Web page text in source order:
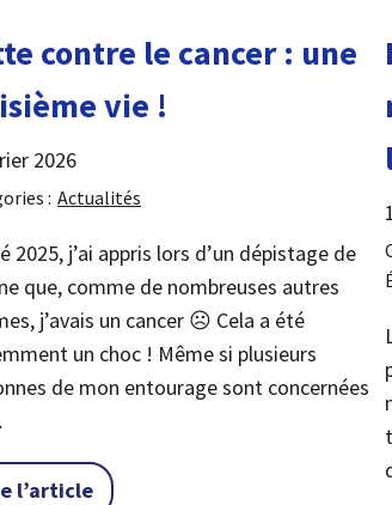
compliqué »
contre le cancer : une
vie !
2026
: Actualités
2025, j’ai appris lors d’un dépistage de
que, comme de nombreuses autres
j’avais un cancer ☹ Cela a été
un choc ! Même si plusieurs
de mon entourage sont concernées
l’article« Lutte contre le cancer : une